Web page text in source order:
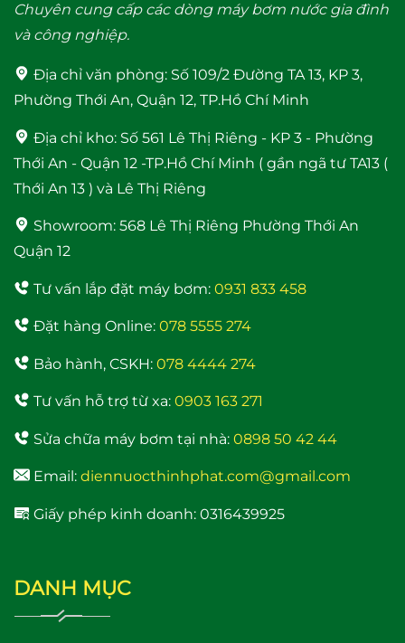
24V WI IB-24V (100W)
Shimge PW 250F
Rơ le điện tử Adelino
PS-01B Rơ le thông
Máy Năng Lượng Mặt
Máy bơm nước trợ lực
đẩy cao Samico 200w
Chuyên cung cấp các dòng máy bơm nước gia đình
và công nghiệp.
Địa chỉ văn phòng: Số 109/2 Đường TA 13, KP 3,
Phường Thới An, Quận 12, TP.Hồ Chí Minh
Địa chỉ kho: Số 561 Lê Thị Riêng - KP 3 - Phường
Thới An - Quận 12 -TP.Hồ Chí Minh ( gần ngã tư TA13 (
Thới An 13 ) và Lê Thị Riêng
Showroom: 568 Lê Thị Riêng Phường Thới An
Quận 12
Tư vấn lắp đặt máy bơm: 0931 833 458
Đặt hàng Online: 078 5555 274
Bảo hành, CSKH: 078 4444 274
Tư vấn hỗ trợ từ xa: 0903 163 271
Sửa chữa máy bơm tại nhà: 0898 50 42 44
Email: diennuocthinhphat.com@gmail.com
Giấy phép kinh doanh: 0316439925
DANH MỤC